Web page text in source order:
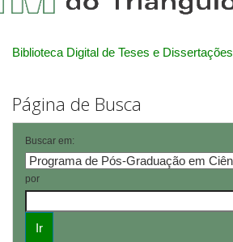
Biblioteca Digital de Teses e Dissertações
Página de Busca
Buscar em:
por